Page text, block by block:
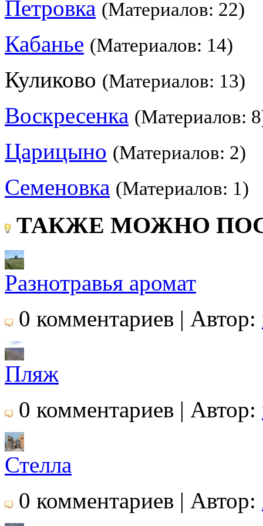
Петровка (Материалов: 22)
Кабанье (Материалов: 14)
Куликово (Материалов: 13)
Воскресенка (Материалов:
Царицыно (Материалов: 2)
Семеновка (Материалов: 1)
ТАКЖЕ МОЖНО
Разнотравья аромат
0 комментариев | Автор:
Пляж
0 комментариев | Автор:
Стелла
0 комментариев | Автор: